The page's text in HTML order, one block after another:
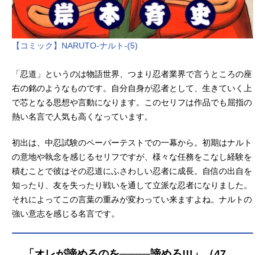
【コミック】NARUTO-ナルト-(5)
「忍道」というのは物語世界、つまり忍者業界で言うところの座
右の銘のようなものです。自分自身が忍者として、生きていく上
で芯となる思想や言動になります。このセリフは作品でも屈指の
熱い名言で人気も高くなっています。
初出は、中忍試験のペーパーテストでの一幕から。初期はナルト
の意地や執念を感じるセリフですが、様々な任務をこなし経験を
積むことで彼はその忍道にふさわしい忍者に成長。自信の出自を
知ったり、友を失ったり戦いを通して立派な忍者になりました。
それによってこの言葉の重みが変わってい来ますよね。ナルトの
強い意志を感じる名言です。